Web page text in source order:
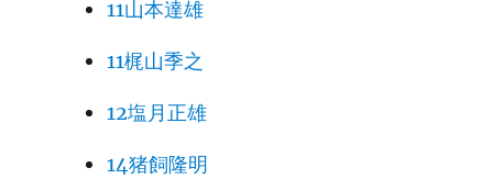
11山本達雄
11梶山季之
12塩月正雄
14猪飼隆明